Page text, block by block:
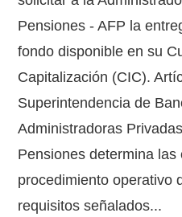
Pensiones - AFP la
fondo disponible en su
Capitalización (CIC).
Superintendencia de
Administradoras
Pensiones determina las
procedimiento operativo
requisitos señalados...